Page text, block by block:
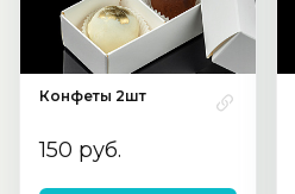
Конфеты 2шт
150 руб.